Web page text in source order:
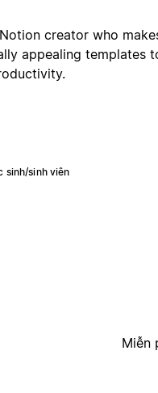
creator who
appealing templates
sinh/sinh viên
Miễn